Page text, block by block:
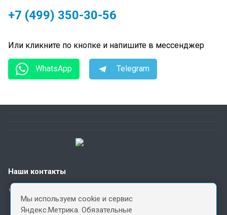
+7 (499) 350-30-56
Или кликните по кнопке и напишите в мессенджер
WhatsApp Telegram
Наши контакты
Пн. – Пт.: с 9:00 до 17:00
Мы используем cookie и сервис
Яндекс.Метрика. Обязательные